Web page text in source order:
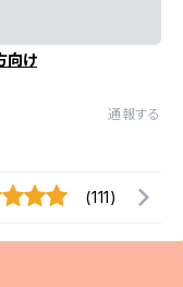
向け
通報する
(111)